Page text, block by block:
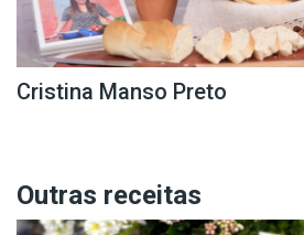
Cristina Manso Preto
Outras receitas